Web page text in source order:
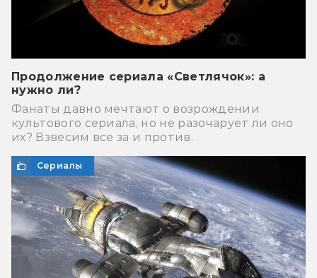
Продолжение сериала «Светлячок»: а
нужно ли?
Фанаты давно мечтают о возрождении
культового сериала, но не разочарует ли оно
их? Взвесим все за и против.
Сериалы